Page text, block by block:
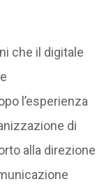
che il digitale
l’esperienza
di
alla direzione